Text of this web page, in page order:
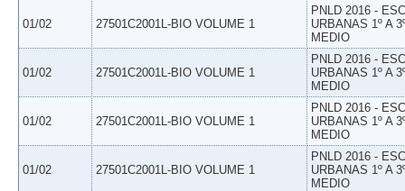
01/02 27501C2001L-BIO VOLUME 1
PNLD 2016 -
URBANAS 1º A
MEDIO
01/02 27501C2001L-BIO VOLUME 1
PNLD 2016 -
URBANAS 1º A
MEDIO
01/02 27501C2001L-BIO VOLUME 1
PNLD 2016 -
URBANAS 1º A
MEDIO
01/02 27501C2001L-BIO VOLUME 1
PNLD 2016 -
URBANAS 1º A
MEDIO